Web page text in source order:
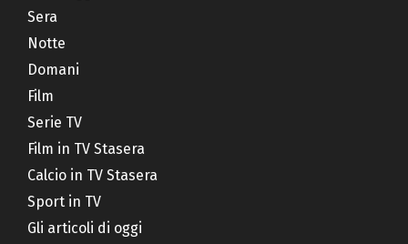
Sera
Notte
Domani
Film
Serie TV
Film in TV Stasera
Calcio in TV Stasera
Sport in TV
Gli articoli di oggi